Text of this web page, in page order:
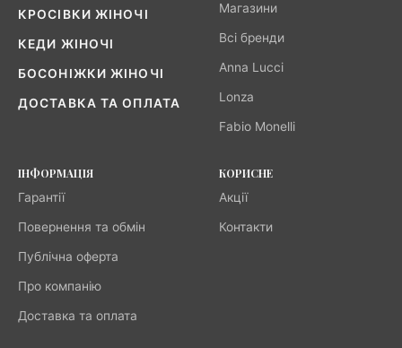
КРОСІВКИ ЖІНОЧІ
КЕДИ ЖІНОЧІ
БОСОНІЖКИ ЖІНОЧІ
ДОСТАВКА ТА ОПЛАТА
Магазини
Всі бренди
Anna Lucci
Lonza
Fabio Monelli
ІНФОРМАЦІЯ
Гарантії
Повернення та обмін
Публічна оферта
Про компанію
Доставка та оплата
КОРИСНЕ
Акції
Контакти